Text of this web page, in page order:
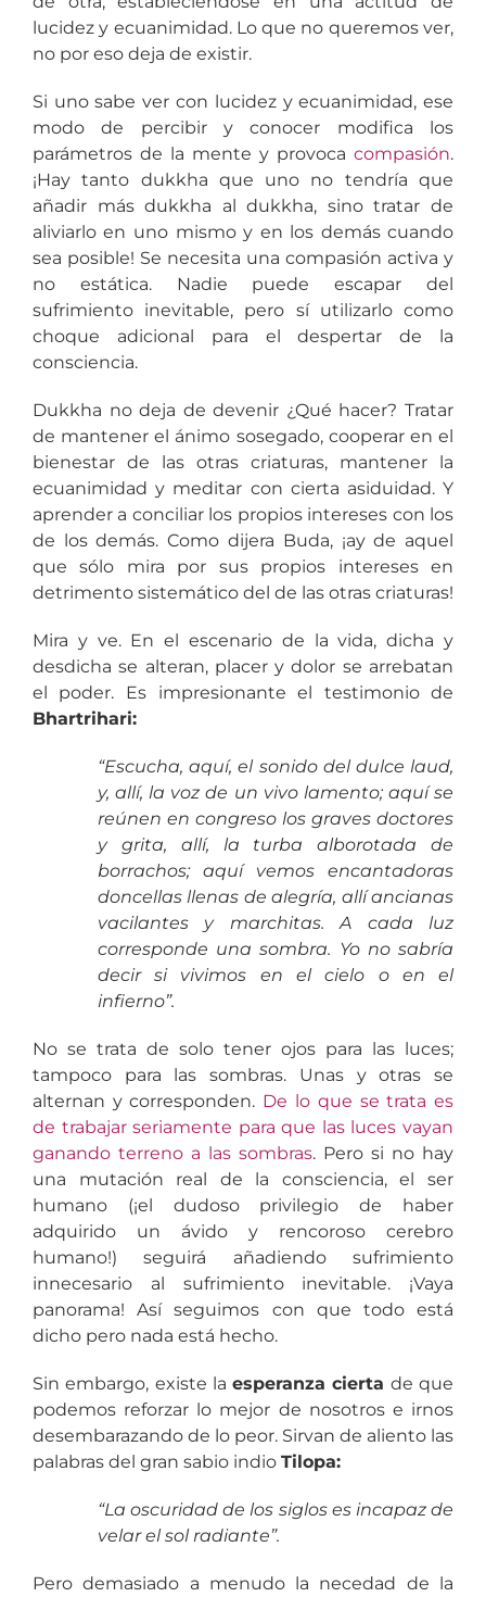
lucidez y ecuanimidad. Lo que no queremos ver,
no por eso deja de existir.
Si uno sabe ver con lucidez y ecuanimidad, ese
modo de percibir y conocer modifica los
parámetros de la mente y provocacompasión.
¡Hay tanto dukkha que uno no tendría que
añadir más dukkha al dukkha, sino tratar de
aliviarlo en uno mismo y en los demás cuando
sea posible! Se necesita una compasión activa y
no estática. Nadie puede escapar del
sufrimiento inevitable, pero sí utilizarlo como
choque adicional para el despertar de la
consciencia.
Dukkha no deja de devenir ¿Qué hacer? Tratar
de mantener el ánimo sosegado, cooperar en el
bienestar de las otras criaturas, mantener la
ecuanimidad y meditar con cierta asiduidad. Y
aprender a conciliar los propios intereses con los
de los demás. Como dijera Buda, ¡ay de aquel
que sólo mira por sus propios intereses en
detrimento sistemático del de las otras criaturas!
Mira y ve. En el escenario de la vida, dicha y
desdicha se alteran, placer y dolor se arrebatan
el poder. Es impresionante el testimonio de
Bhartrihari:
“Escucha, aquí, el sonido del dulce laud,
y, allí, la voz de un vivo lamento; aquí se
reúnen en congreso los graves doctores
y grita, allí, la turba alborotada de
borrachos; aquí vemos encantadoras
doncellas llenas de alegría, allí ancianas
vacilantes y marchitas. A cada luz
corresponde una sombra. Yo no sabría
decir si vivimos en el cielo o en el
infierno”.
No se trata de solo tener ojos para las luces;
tampoco para las sombras. Unas y otras se
alternan y corresponden. De lo que se trata es
de trabajar seriamente para que las luces vayan
ganando terreno a las sombras. Pero si no hay
una mutación real de la consciencia, el ser
humano (¡el dudoso privilegio de haber
adquirido un ávido y rencoroso cerebro
humano!) seguirá añadiendo sufrimiento
innecesario al sufrimiento inevitable. ¡Vaya
panorama! Así seguimos con que todo está
dicho pero nada está hecho.
Sin embargo, existe laesperanza cierta de que
podemos reforzar lo mejor de nosotros e irnos
desembarazando de lo peor. Sirvan de aliento las
palabras del gran sabio indio Tilopa:
“La oscuridad de los siglos es incapaz de
velar el sol radiante”.
Pero demasiado a menudo la necedad de la